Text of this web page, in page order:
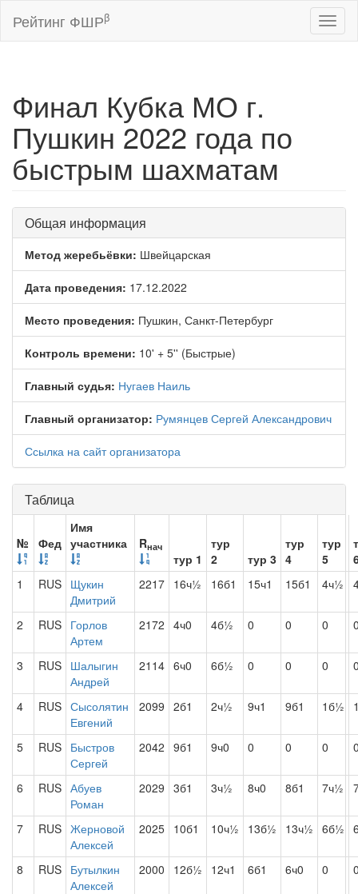
Рейтинг ФШРβ
Финал Кубка МО г.
Пушкин 2022 года по
быстрым шахматам
Общая информация
Метод жеребьёвки: Швейцарская
Дата проведения: 17.12.2022
Место проведения: Пушкин, Санкт-Петербург
Контроль времени: 10' + 5'' (Быстрые)
Главный судья: Нугаев Наиль
Главный организатор: Румянцев Сергей Александрович
Ссылка на сайт организатора
Таблица
№ Фед
Имя
участника
Rнач
тур 1
тур
2
тур 3
тур
4
тур
5
1
RUS Щукин
Дмитрий
2217 16ч½ 16б1 15ч1 15б1 4ч½
2 RUS Горлов
Артем
2172 4ч0 4б½ 0 0 0
3 RUS Шалыгин
Андрей
2114 6ч0 6б½ 0 0 0
4 RUS Сысолятин
Евгений
2099 2б1 2ч½ 9ч1 9б1 1б½
5 RUS Быстров
Сергей
2042 9б1 9ч0 0 0 0
6 RUS Абуев
Роман
2029 3б1 3ч½ 8ч0 8б1 7ч½
7 RUS Жерновой
Алексей
2025 10б1 10ч½ 13б½ 13ч½ 6б½
8 RUS Бутылкин
Алексей
2000 12б½ 12ч1 6б1 6ч0 0